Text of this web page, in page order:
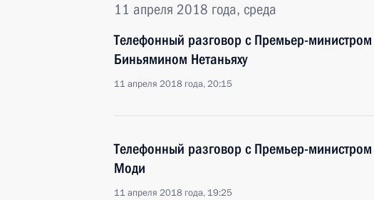
11 апреля 2018 года, среда
Телефонный разговор с Премьер-
Биньямином Нетаньяху
11 апреля 2018 года, 20:15
Телефонный разговор с Премьер-
Моди
11 апреля 2018 года, 19:25